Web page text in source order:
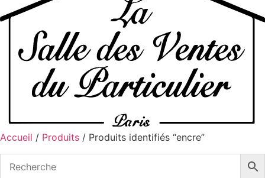
Accueil / Produits / Produits identifiés “encre”